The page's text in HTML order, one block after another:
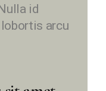
id
arcu